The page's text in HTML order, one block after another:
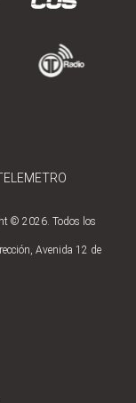
© 2026. Todos los
Avenida 12 de